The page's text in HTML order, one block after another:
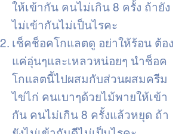
ให้เข้ากัน คนไม่เกิน 8 ครั้ง ถ้ายัง
ไม่เข้ากันไม่เป็นไรคะ
เช็คช็อคโกแลตดู อย่าให้ร้อน ต้อง
แค่อุ่นๆและเหลวหน่อยๆ นำช็อค
โกแลตนี้ไปผสมกับส่วนผสมครีม
ไข่ไก่ คนเบาๆด้วยไม้พายให้เข้า
กัน คนไม่เกิน 8 ครั้งแล้วหยุด ถ้า